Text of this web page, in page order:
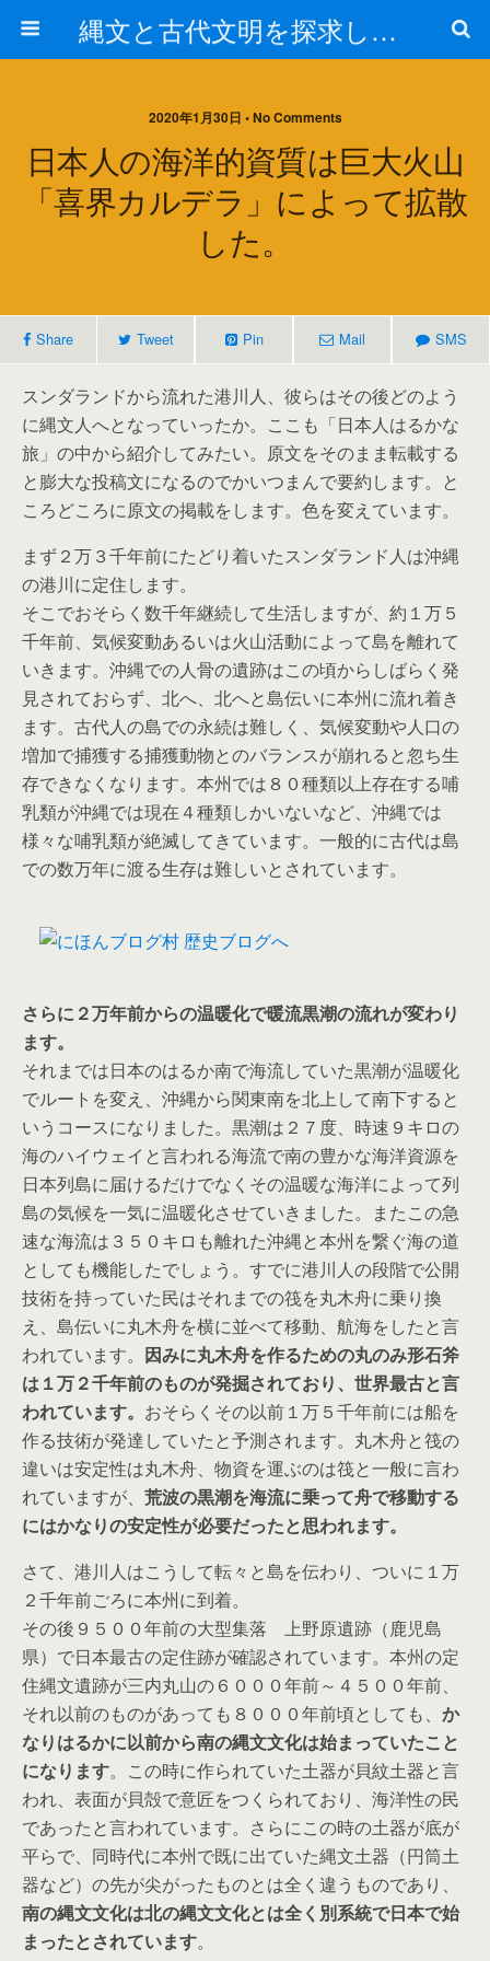
縄文と古代文明を探求しよう！
2020年1月30日 • No Comments
日本人の海洋的資質は巨大火山
「喜界カルデラ」によって拡散
した。
Share Tweet Pin Mail SMS
スンダランドから流れた港川人、彼らはその後どのよう
に縄文人へとなっていったか。ここも「日本人はるかな
旅」の中から紹介してみたい。原文をそのまま転載する
と膨大な投稿文になるのでかいつまんで要約します。と
ころどころに原文の掲載をします。色を変えています。
まず２万３千年前にたどり着いたスンダランド人は沖縄
の港川に定住します。
そこでおそらく数千年継続して生活しますが、約１万５
千年前、気候変動あるいは火山活動によって島を離れて
いきます。沖縄での人骨の遺跡はこの頃からしばらく発
見されておらず、北へ、北へと島伝いに本州に流れ着き
ます。古代人の島での永続は難しく、気候変動や人口の
増加で捕獲する捕獲動物とのバランスが崩れると忽ち生
存できなくなります。本州では８０種類以上存在する哺
乳類が沖縄では現在４種類しかいないなど、沖縄では
様々な哺乳類が絶滅してきています。一般的に古代は島
での数万年に渡る生存は難しいとされています。
さらに２万年前からの温暖化で暖流黒潮の流れが変わり
ます。
それまでは日本のはるか南で海流していた黒潮が温暖化
でルートを変え、沖縄から関東南を北上して南下すると
いうコースになりました。黒潮は２７度、時速９キロの
海のハイウェイと言われる海流で南の豊かな海洋資源を
日本列島に届けるだけでなくその温暖な海洋によって列
島の気候を一気に温暖化させていきました。またこの急
速な海流は３５０キロも離れた沖縄と本州を繋ぐ海の道
としても機能したでしょう。すでに港川人の段階で公開
技術を持っていた民はそれまでの筏を丸木舟に乗り換
え、島伝いに丸木舟を横に並べて移動、航海をしたと言
われています。 因みに丸木舟を作るための丸のみ形石斧
は１万２千年前のものが発掘されており、世界最古と言
われています。 おそらくその以前１万５千年前には船を
作る技術が発達していたと予測されます。丸木舟と筏の
違いは安定性は丸木舟、物資を運ぶのは筏と一般に言わ
れていますが、 荒波の黒潮を海流に乗って舟で移動する
にはかなりの安定性が必要だったと思われます。
さて、港川人はこうして転々と島を伝わり、ついに１万
２千年前ごろに本州に到着。
その後９５００年前の大型集落 上野原遺跡（鹿児島
県）で日本最古の定住跡が確認されています。本州の定
住縄文遺跡が三内丸山の６０００年前～４５００年前、
それ以前のものがあっても８０００年前頃としても、 か
なりはるかに以前から南の縄文文化は始まっていたこと
になります。この時に作られていた土器が貝紋土器と言
われ、表面が貝殻で意匠をつくられており、海洋性の民
であったと言われています。さらにこの時の土器が底が
平らで、同時代に本州で既に出ていた縄文土器（円筒土
器など）の先が尖がったものとは全く違うものであり、
南の縄文文化は北の縄文文化とは全く別系統で日本で始
まったとされています。